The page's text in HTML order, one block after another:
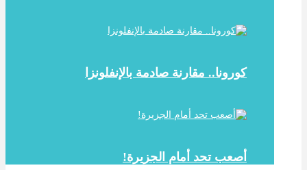
كورونا.. مقارنة صادمة بالإنفلونزا
أصعب تحد أمام الجزيرة!